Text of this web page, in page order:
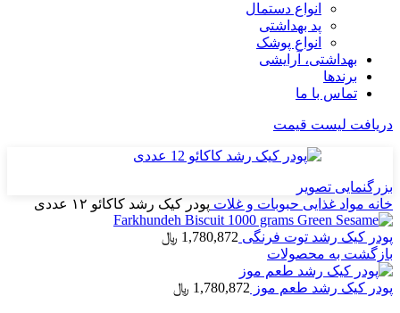
انواع دستمال
پد بهداشتی
انواع پوشک
بهداشتی، آرایشی
برندها
تماس با ما
دریافت لیست قیمت
بزرگنمایی تصویر
خانه مواد غذایی حبوبات و غلات پودر کیک رشد کاکائو ۱۲ عددی
پودر کیک رشد توت فرنگی 1,780,872 ﷼
بازگشت به محصولات
پودر کیک رشد طعم موز 1,780,872 ﷼